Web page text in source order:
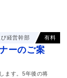
経営幹部 有料
ーのご案
ます。5年後の将